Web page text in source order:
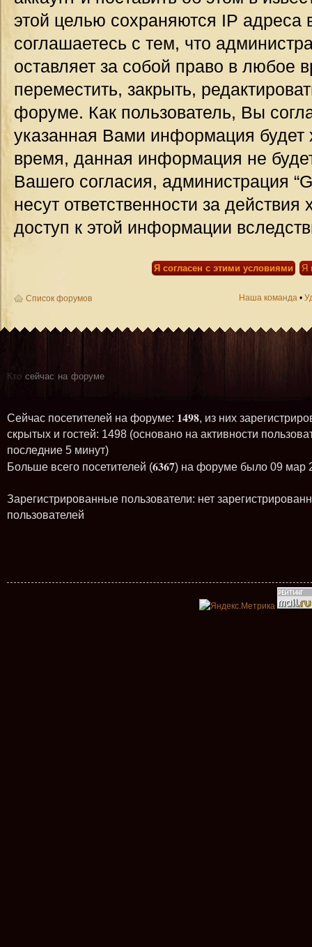
этой целью сохраняются IP
соглашаетесь с тем, что
оставляет за собой право в любое
переместить, закрыть,
форуме. Как пользователь, Вы
указанная Вами информация будет
время, данная информация не
Вашего согласия, администрация
несут ответственности за
доступ к этой информации
Список форумов Наша команда •
Кто сейчас на форуме
Сейчас посетителей на форуме: 1498, из них
скрытых и гостей: 1498 (основано на активности
последние 5 минут)
Больше всего посетителей (6367) на форуме было 09 мар
Зарегистрированные пользователи: нет
пользователей